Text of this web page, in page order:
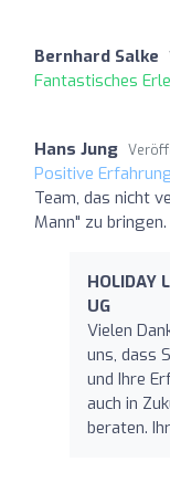
Bernhard Salke
Fantastisches
Hans Jung
Positive
Team, das nicht
Mann" zu bringen.
HOLIDAY
UG
Vielen
uns, dass
und Ihre
auch in
beraten.